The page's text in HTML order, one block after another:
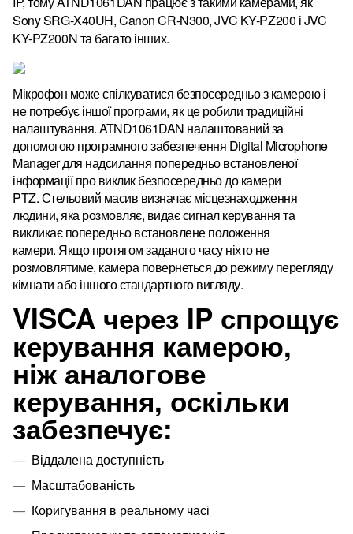
Sony SRG-X40UH, Canon CR-N300, JVC KY-PZ200 і JVC
KY-PZ200N та багато інших.
Мікрофон може спілкуватися безпосередньо з камерою і
не потребує іншої програми, як це робили традиційні
налаштування.ATND1061DAN налаштований за
допомогою програмного забезпечення Digital Microphone
Manager для надсилання попередньо встановленої
інформації про виклик безпосередньо до камери
PTZ.Стельовий масив визначає місцезнаходження
людини, яка розмовляє, видає сигнал керування та
викликає попередньо встановлене положення
камери. Якщо протягом заданого часу ніхто не
розмовлятиме, камера повернеться до режиму перегляду
кімнати або іншого стандартного вигляду.
VISCA через IP спрощує
керування камерою,
ніж аналогове
керування, оскільки
забезпечує:
Віддалена доступність
Масштабованість
Коригування в реальному часі